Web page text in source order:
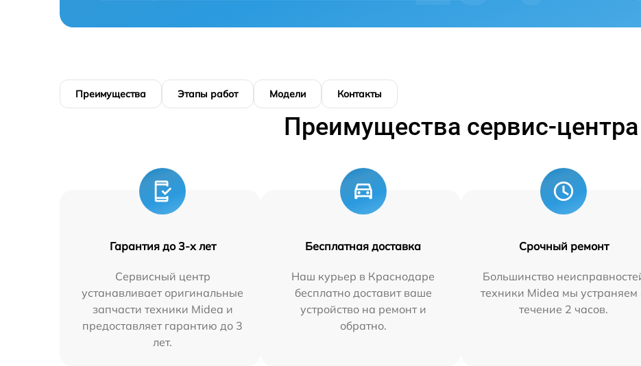
Преимущества Этапы работ Модели Контакты
Преимущества сервис-центра
Гарантия до 3-х лет
Сервисный центр
устанавливает оригинальные
запчасти техники Midea и
предоставляет гарантию до 3
лет.
Бесплатная доставка
Наш курьер в Краснодаре
бесплатно доставит ваше
устройство на ремонт и
обратно.
Срочный ремонт
Большинство
техники Midea мы устраняем
течение 2 часов.